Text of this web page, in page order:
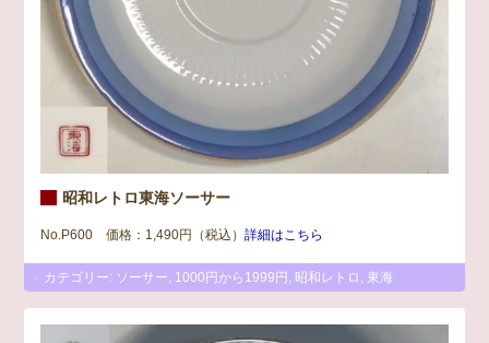
昭和レトロ東海ソーサー
No.P600 価格：1,490円（税込）詳細はこちら
カテゴリー: ソーサー 1000円から1999円 昭和レトロ 東海